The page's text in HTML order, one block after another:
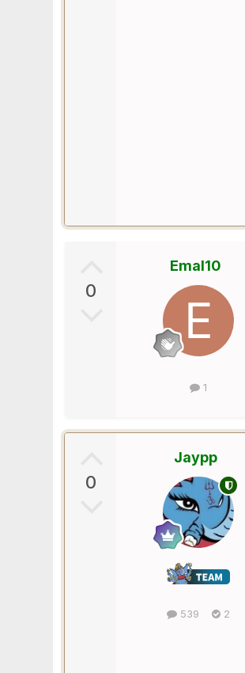
0
Emal10
1
0
Jaypp
539 2